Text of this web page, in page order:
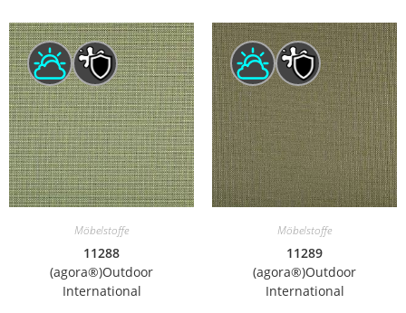
Möbelstoffe
11288
(agora®)Outdoor
International
Möbelstoffe
11289
(agora®)Outdoor
International